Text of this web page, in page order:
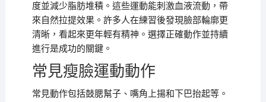
度並減少脂肪堆積。這些運動能刺激血液流動，帶
來自然拉提效果。許多人在練習後發現臉部輪廓更
清晰，看起來更年輕有精神。選擇正確動作並持續
進行是成功的關鍵。
常見瘦臉運動動作
常見動作包括鼓腮幫子、嘴角上揚和下巴抬起等。